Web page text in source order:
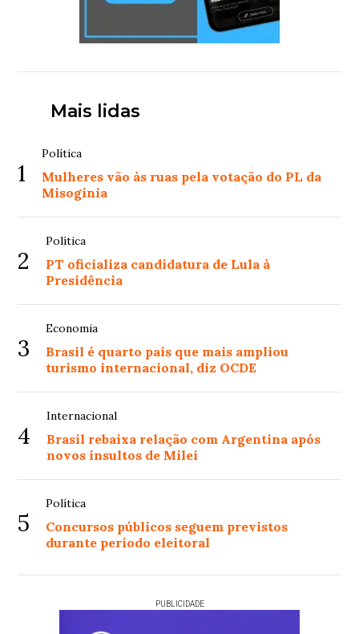
Mais lidas
1
Política
Mulheres vão às ruas pela votação do PL da
Misoginia
2
Política
PT oficializa candidatura de Lula à
Presidência
3
Economia
Brasil é quarto país que mais ampliou
turismo internacional, diz OCDE
4
Internacional
Brasil rebaixa relação com Argentina após
novos insultos de Milei
5
Política
Concursos públicos seguem previstos
durante período eleitoral
PUBLICIDADE